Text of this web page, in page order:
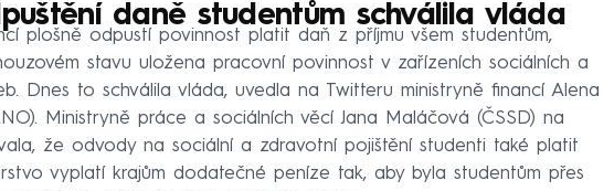
daně studentům schválila vláda
plošně odpustí povinnost platit daň z příjmu všem studentům,
stavu uložena pracovní povinnost v zařízeních sociálních a
Dnes to schválila vláda, uvedla na Twitteru ministryně financí Alena
Ministryně práce a sociálních věcí Jana Maláčová (ČSSD) na
že odvody na sociální a zdravotní pojištění studenti také platit
vyplatí krajům dodatečné peníze tak, aby byla studentům přes